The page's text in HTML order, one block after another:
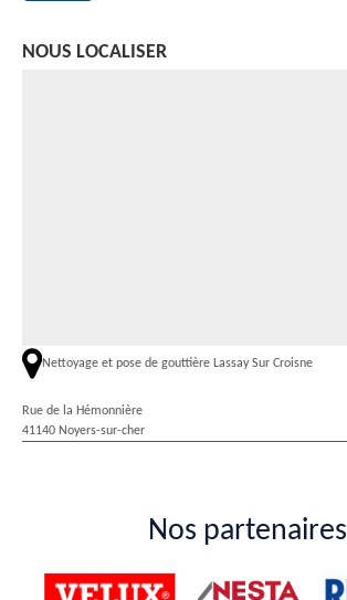
NOUS LOCALISER
Nettoyage et pose de gouttière Lassay Sur Croisne
Rue de la Hémonnière
41140 Noyers-sur-cher
Nos partenaires